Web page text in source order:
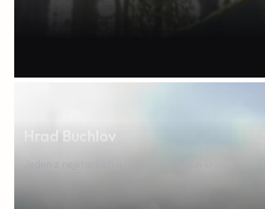
Hrad Buchlov
Jeden z nejstarších a nejmohutnějších královských